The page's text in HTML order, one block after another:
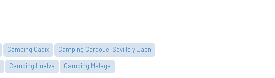
Camping Cadix Camping Cordoue, Seville y Jaen
Camping Huelva Camping Malaga